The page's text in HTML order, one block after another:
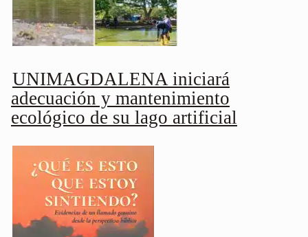
UNIMAGDALENA iniciará
adecuación y mantenimiento
ecológico de su lago artificial